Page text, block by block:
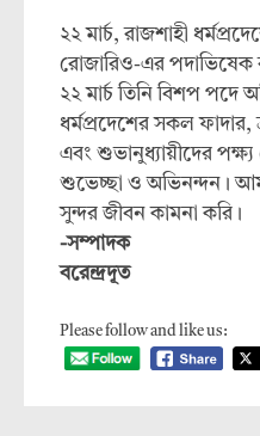
২২ মার্চ, রাজশাহী
রোজারিও-এর পদাভিষেক
২২ মার্চ তিনি বিশপ পদে
ধর্মপ্রদেশের সকল ফাদার,
এবং শুভানুধ্যায়ীদের
শুভেচ্ছা ও অভিনন্দন।
সুন্দর জীবন কামনা করি।
-সম্পাদক
বরেন্দ্রদূত
Please follow and like us: